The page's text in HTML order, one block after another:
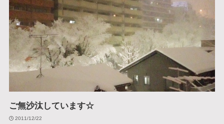
ご無沙汰しています☆
2011/12/22